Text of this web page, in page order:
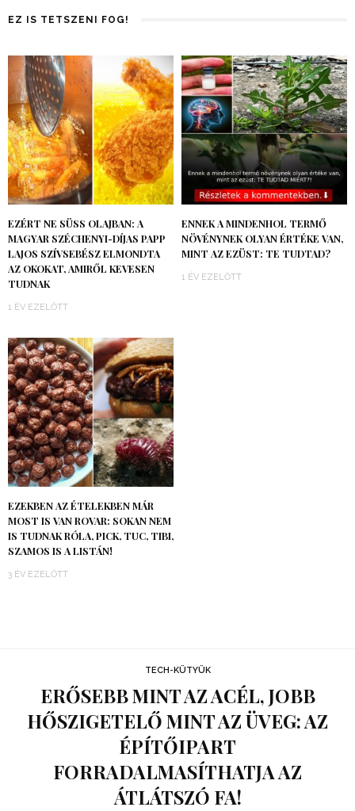
EZ IS TETSZENI FOG!
EZÉRT NE SÜSS OLAJBAN: A
MAGYAR SZÉCHENYI-DÍJAS PAPP
LAJOS SZÍVSEBÉSZ ELMONDTA
AZ OKOKAT, AMIRŐL KEVESEN
TUDNAK
1 ÉV EZELŐTT
ENNEK A MINDENHOL TERMŐ
NÖVÉNYNEK OLYAN ÉRTÉKE VAN,
MINT AZ EZÜST: TE TUDTAD?
1 ÉV EZELŐTT
EZEKBEN AZ ÉTELEKBEN MÁR
MOST IS VAN ROVAR: SOKAN NEM
IS TUDNAK RÓLA, PICK, TUC, TIBI,
SZAMOS IS A LISTÁN!
3 ÉV EZELŐTT
TECH-KÜTYÜK
ERŐSEBB MINT AZ ACÉL, JOBB
HŐSZIGETELŐ MINT AZ ÜVEG: AZ
ÉPÍTŐIPART
FORRADALMASÍTHATJA AZ
ÁTLÁTSZÓ FA!